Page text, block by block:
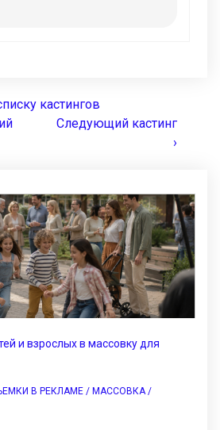
кастингов
Следующий кастинг
›
и взрослых в массовку для
В РЕКЛАМЕ / МАССОВКА /